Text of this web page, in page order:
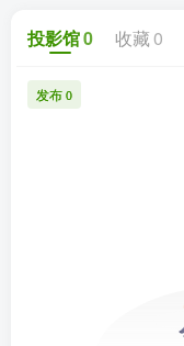
投影馆0 收藏 0
发布 0